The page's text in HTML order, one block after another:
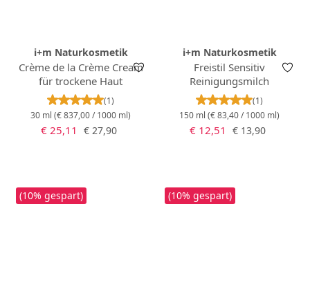
i+m Naturkosmetik
Crème de la Crème Cream
für trockene Haut
Durchschnittliche Bewertung von 5 von 5
(1)
30 ml (€ 837,00 / 1000 ml)
Verkaufspreis:
€ 25,11 Regulärer Preis:
€ 27,90
i+m Naturkosmetik
Freistil Sensitiv
Reinigungsmilch
(1)
150 ml (€ 83,40 / 1000 ml)
Verkaufspreis:
€ 12,51 Regulärer Preis:
€ 13,90
(10% gespart) (10% gespart)